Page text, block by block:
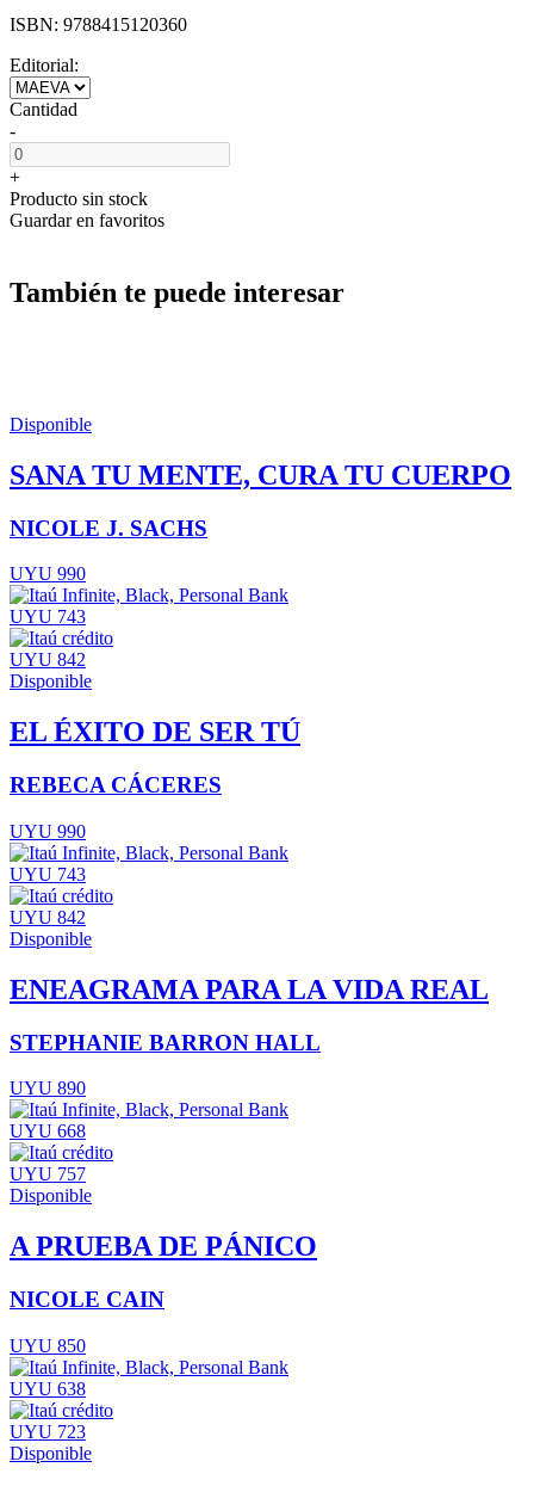
ISBN: 9788415120360
Editorial:
Cantidad
-
+
Producto sin stock
Guardar en favoritos
También te puede interesar
Disponible
SANA TU MENTE, CURA TU CUERPO
NICOLE J. SACHS
UYU 990
UYU 743
UYU 842
Disponible
EL ÉXITO DE SER TÚ
REBECA CÁCERES
UYU 990
UYU 743
UYU 842
Disponible
ENEAGRAMA PARA LA VIDA REAL
STEPHANIE BARRON HALL
UYU 890
UYU 668
UYU 757
Disponible
A PRUEBA DE PÁNICO
NICOLE CAIN
UYU 850
UYU 638
UYU 723
Disponible